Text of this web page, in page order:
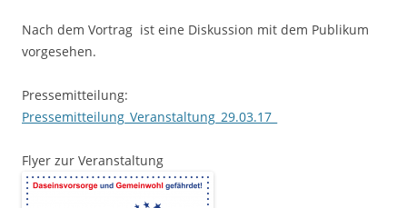
Nach dem Vortrag ist eine Diskussion mit dem Publikum
vorgesehen.
Pressemitteilung:
Pressemitteilung_Veranstaltung_29.03.17_
Flyer zur Veranstaltung